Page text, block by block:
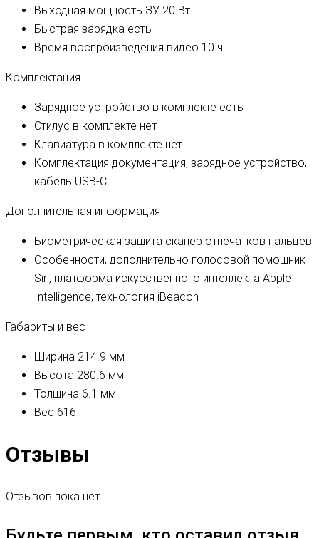
Выходная мощность ЗУ 20 Вт
Быстрая зарядка есть
Время воспроизведения видео 10 ч
Комплектация
Зарядное устройство в комплекте есть
Стилус в комплекте нет
Клавиатура в комплекте нет
Комплектация документация, зарядное устройство,
кабель USB-C
Дополнительная информация
Биометрическая защита сканер отпечатков пальцев
Особенности, дополнительно голосовой помощник
Siri, платформа искусственного интеллекта Apple
Intelligence, технология iBeacon
Габариты и вес
Ширина 214.9 мм
Высота 280.6 мм
Толщина 6.1 мм
Вес 616 г
Отзывы
Отзывов пока нет.